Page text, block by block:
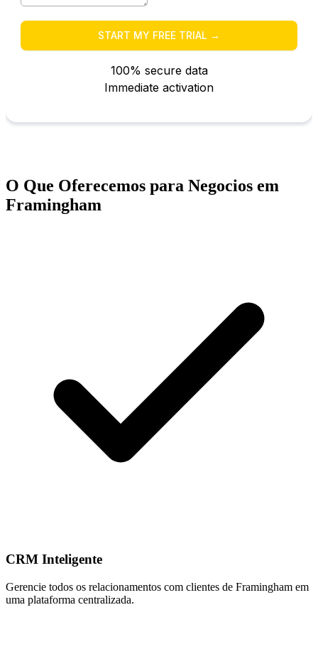
O Que Oferecemos para Negocios em
Framingham
CRM Inteligente
Gerencie todos os relacionamentos com clientes de Framingham em
uma plataforma centralizada.